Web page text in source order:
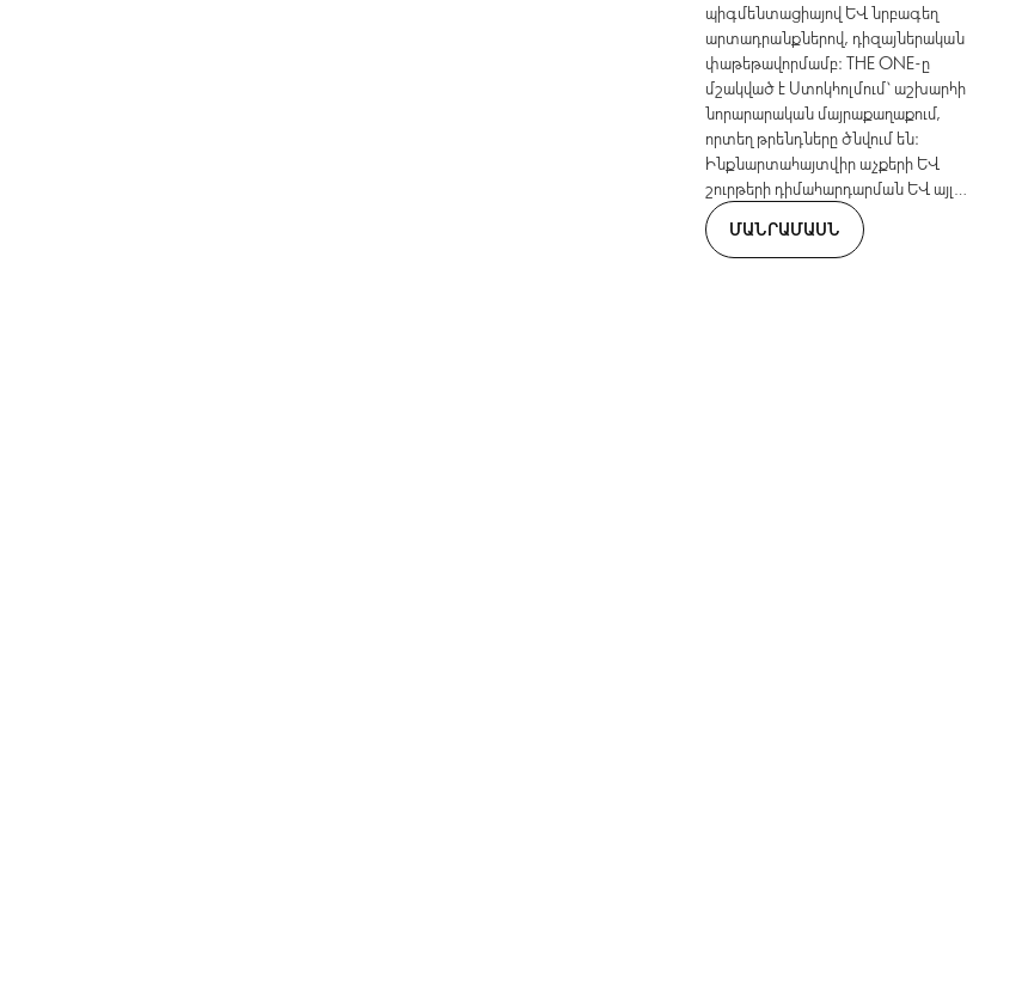
պիգմենտացիայով և նրբագեղ
արտադրանքներով, դիզայներական
փաթեթավորմամբ։ THE ONE-ը
մշակված է Ստոկհոլմում՝ աշխարհի
նորարարական մայրաքաղաքում,
որտեղ թրենդները ծնվում են։
Ինքնարտահայտվիր աչքերի և
շուրթերի դիմահարդարման և այլ
խնամքի միջոցներով։ Ոճային նոր
երանգները հանդիպում են
նորարարությանը։ Հասցրու ձեռք
ՄԱՆՐԱՄԱՍՆ